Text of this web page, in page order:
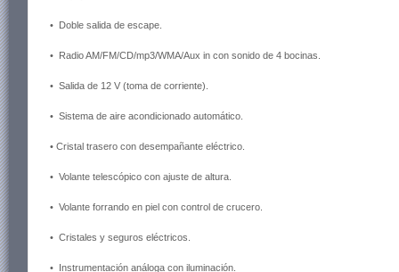
• Doble salida de escape.
• Radio AM/FM/CD/mp3/WMA/Aux in con sonido de 4 bocinas.
• Salida de 12 V (toma de corriente).
• Sistema de aire acondicionado automático.
• Cristal trasero con desempañante eléctrico.
• Volante telescópico con ajuste de altura.
• Volante forrando en piel con control de crucero.
• Cristales y seguros eléctricos.
• Instrumentación análoga con iluminación.